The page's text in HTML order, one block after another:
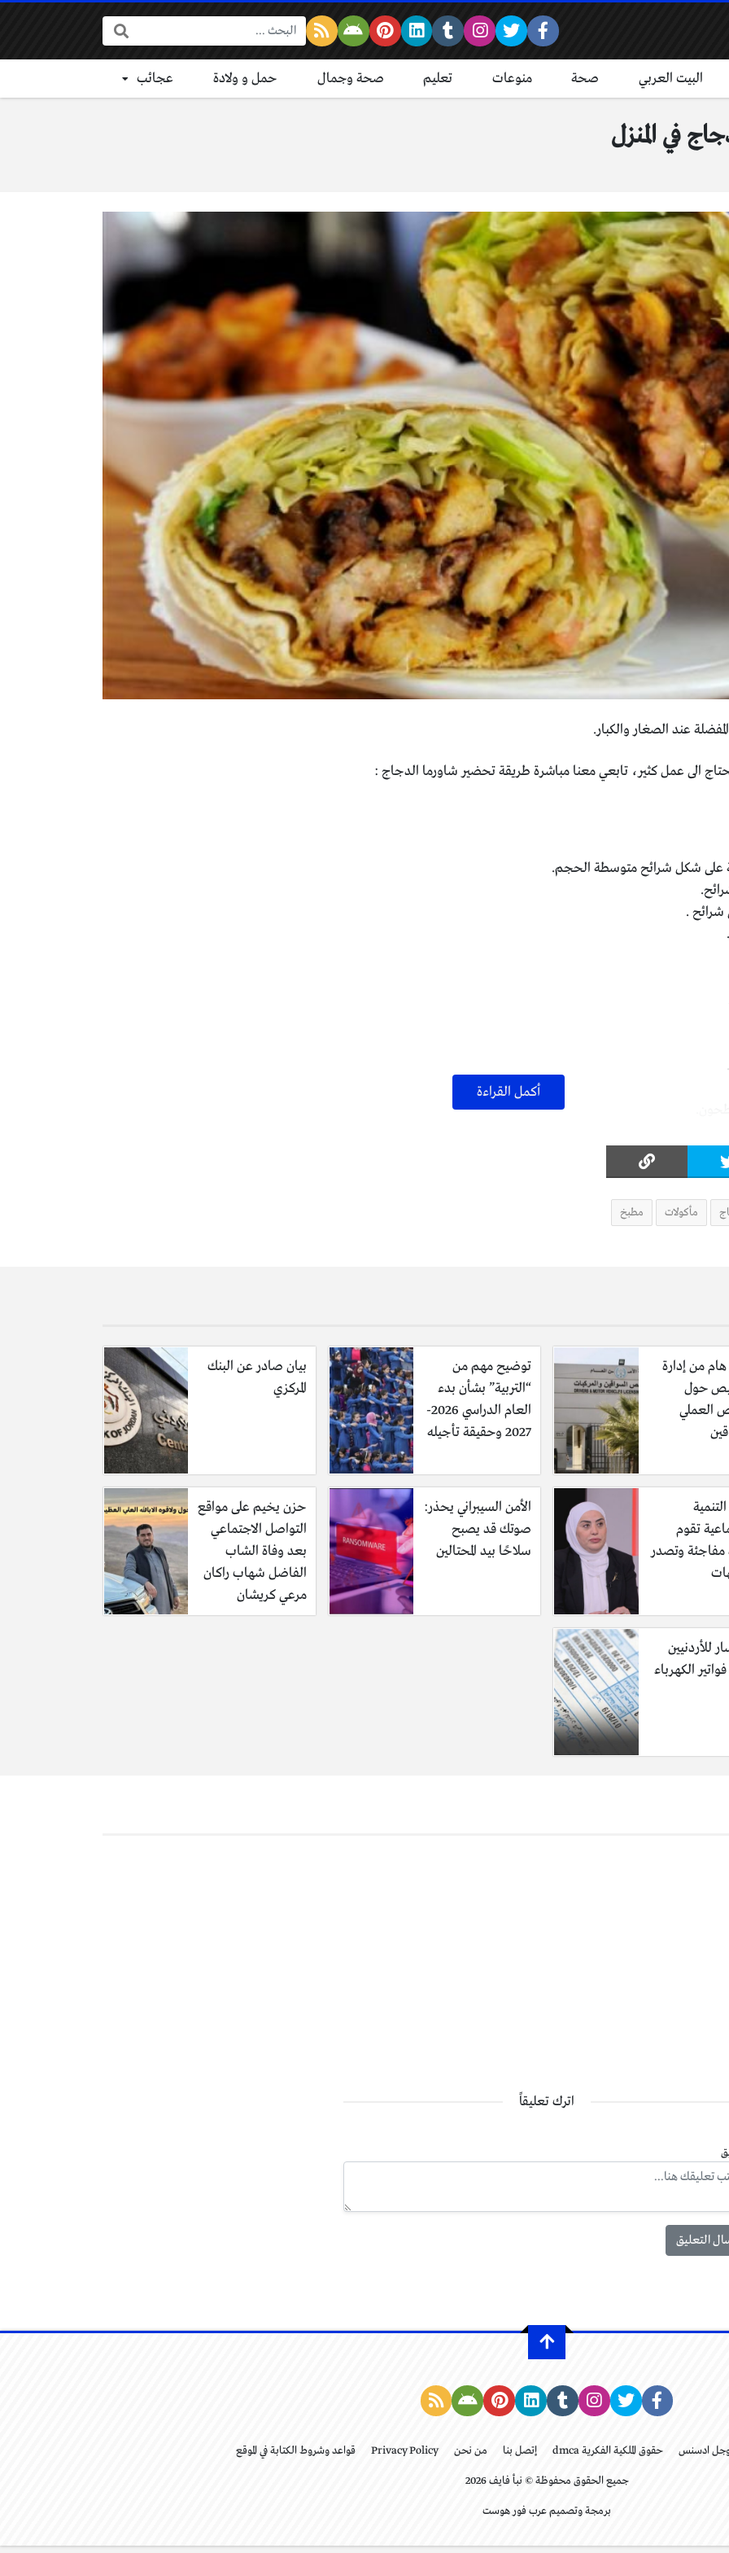
البحث:
البيت العربي صحة منوعات تعليم صحة وجمال حمل و ولادة عجائب
في المنزل
عند الصغار والكبار.
الى عمل كثير، تابعي معنا مباشرة طريقة تحضير شاورما الدجاج :
شرائح .
من شرائج الدجاج والزبادى والليمون والفلفل الأسود والملح والخل والبهارات والثوم والحبهان والسماق والبابريكا، ثم
أكمل القراءة
مأكولات مطبخ
هام من إدارة
حول
العملي
توضيح مهم من
“التربية” بشأن بدء
العام الدراسي 2026-
2027 وحقيقة تأجيله
بيان صادر عن البنك
المركزي
تقوم
مفاجئة وتصدر
الأمن السيبراني يحذر:
صوتك قد يصبح
سلاحًا بيد المحتالين
حزن يخيم على مواقع
التواصل الاجتماعي
بعد وفاة الشاب
الفاضل شهاب راكان
مرعي كريشان
للأردنيين
الكهرباء
اترك تعليقاً
ادسنس حقوق الملكية الفكرية dmca إتصل بنا من نحن Privacy Policy قواعد وشروط الكتابة في الموقع
جميع الحقوق محفوظة © نبأ فايف 2026
برمجة وتصميم عرب فور هوست